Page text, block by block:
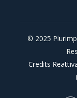
© 2025
Credits